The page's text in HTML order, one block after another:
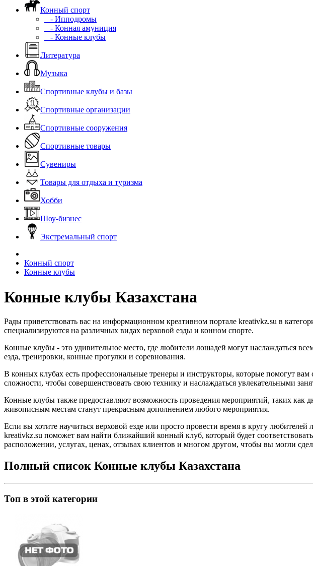
Конный спорт
- Ипподромы
- Конная амуниция
- Конные клубы
Литература
Музыка
Спортивные клубы и базы
Спортивные организации
Спортивные сооружения
Спортивные товары
Сувениры
Товары для отдыха и туризма
Хобби
Шоу-бизнес
Экстремальный спорт
Конный спорт
Конные клубы
Конные клубы Казахстана
Рады приветствовать вас на информационном креативном портале kreativkz.su в
специализируются на различных видах верховой езды и конном спорте.
Конные клубы - это удивительное место, где любители лошадей могут наслаждаться
езда, тренировки, конные прогулки и соревнования.
В конных клубах есть профессиональные тренеры и инструкторы, которые помогут
сложности, чтобы совершенствовать свою технику и наслаждаться увлекательными
Конные клубы также предоставляют возможность проведения мероприятий, таких
живописным местам станут прекрасным дополнением любого мероприятия.
Если вы хотите научиться верховой езде или просто провести время в кругу
kreativkz.su поможет вам найти ближайший конный клуб, который будет
расположении, услугах, ценах, отзывах клиентов и многом другом, чтобы вы могли
Полный список Конные клубы Казахстана
Топ в этой категории